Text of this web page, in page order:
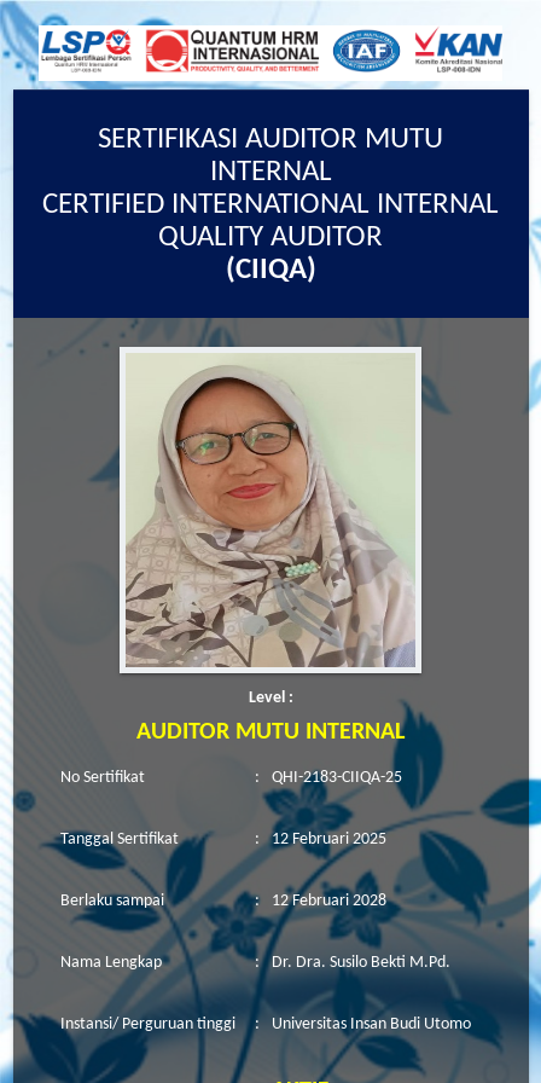
SERTIFIKASI AUDITOR MUTU
INTERNAL
CERTIFIED INTERNATIONAL INTERNAL
QUALITY AUDITOR
(CIIQA)
Level :
AUDITOR MUTU INTERNAL
No Sertifikat : QHI-2183-CIIQA-25
Tanggal Sertifikat : 12 Februari 2025
Berlaku sampai : 12 Februari 2028
Nama Lengkap : Dr. Dra. Susilo Bekti M.Pd.
Instansi/ Perguruan tinggi : Universitas Insan Budi Utomo